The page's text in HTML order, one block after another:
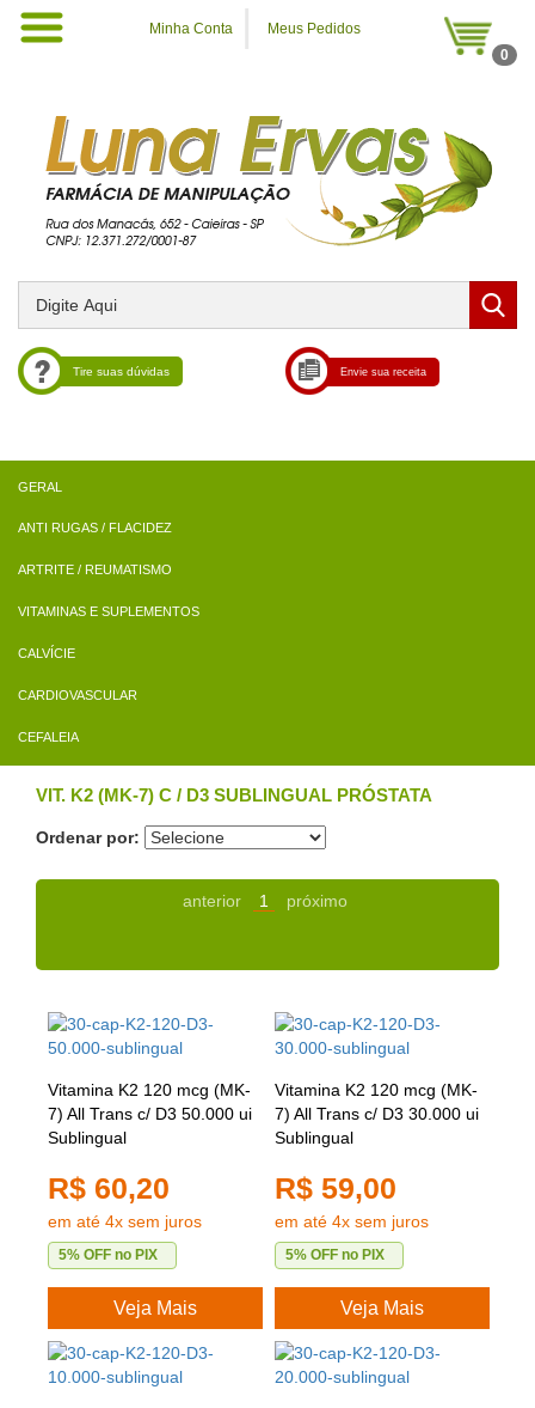
Minha Conta
Meus Pedidos
0
Tire suas dúvidas Envie sua receita
ANTI RUGAS / FLACIDEZ
ARTRITE / REUMATISMO
VITAMINAS E SUPLEMENTOS
CALVÍCIE
CARDIOVASCULAR
CEFALEIA
VIT. K2 (MK-7) C / D3 SUBLINGUAL PRÓSTATA
Ordenar por:
anterior 1 próximo
Vitamina K2 120 mcg (MK-
7) All Trans c/ D3 50.000 ui
Sublingual
R$ 60,20
em até 4x sem juros
5% OFF no PIX
Veja Mais
Vitamina K2 120 mcg (MK-
7) All Trans c/ D3 30.000 ui
Sublingual
R$ 59,00
em até 4x sem juros
5% OFF no PIX
Veja Mais